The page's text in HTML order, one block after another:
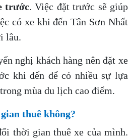
trước. Việc đặt trước sẽ giúp
có xe khi đến Tân Sơn Nhất
lâu.
nghị khách hàng nên đặt xe
khi đến để có nhiều sự lựa
mùa du lịch cao điểm.
thuê không?
thời gian thuê xe của mình.